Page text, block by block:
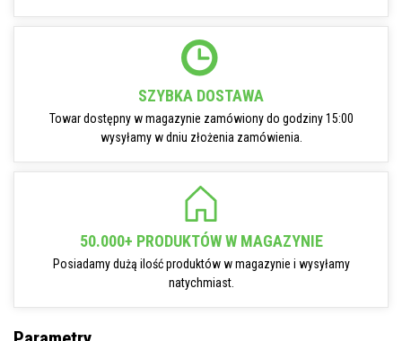
SZYBKA DOSTAWA
Towar dostępny w magazynie zamówiony do godziny 15:00
wysyłamy w dniu złożenia zamówienia.
50.000+ PRODUKTÓW W MAGAZYNIE
Posiadamy dużą ilość produktów w magazynie i wysyłamy
natychmiast.